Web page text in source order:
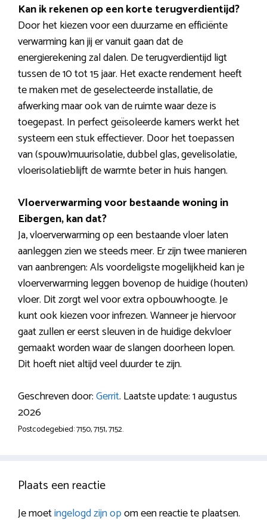
Kan ik rekenen op een korte terugverdientijd?
Door het kiezen voor een duurzame en efficiënte
verwarming kan jij er vanuit gaan dat de
energierekening zal dalen. De terugverdientijd ligt
tussen de 10 tot 15 jaar. Het exacte rendement heeft
te maken met de geselecteerde installatie, de
afwerking maar ook van de ruimte waar deze is
toegepast. In perfect geïsoleerde kamers werkt het
systeem een stuk effectiever. Door het toepassen
van (spouw)muurisolatie, dubbel glas, gevelisolatie,
vloerisolatieblijft de warmte beter in huis hangen.
Vloerverwarming voor bestaande woning in
Eibergen, kan dat?
Ja, vloerverwarming op een bestaande vloer laten
aanleggen zien we steeds meer. Er zijn twee manieren
van aanbrengen: Als voordeligste mogelijkheid kan je
vloerverwarming leggen bovenop de huidige (houten)
vloer. Dit zorgt wel voor extra opbouwhoogte. Je
kunt ook kiezen voor infrezen. Wanneer je hiervoor
gaat zullen er eerst sleuven in de huidige dekvloer
gemaakt worden waar de slangen doorheen lopen.
Dit hoeft niet altijd veel duurder te zijn.
Geschreven door:Gerrit. Laatste update: 1 augustus
2026
Postcodegebied: 7150, 7151, 7152.
Plaats een reactie
Je moetingelogd zijn opom een reactie te plaatsen.